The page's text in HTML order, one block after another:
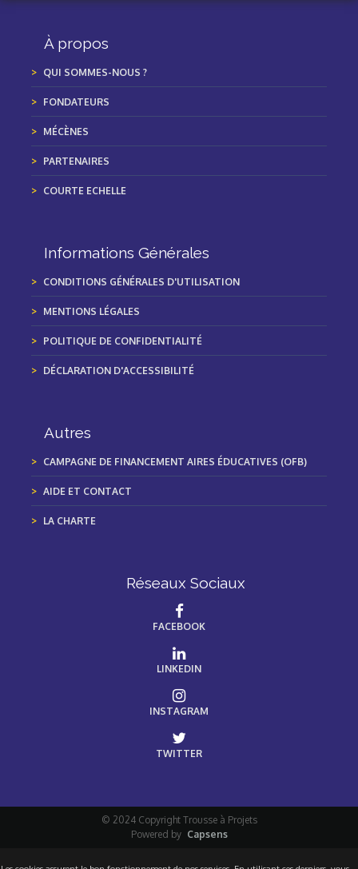
À propos
QUI SOMMES-NOUS ?
FONDATEURS
MÉCÈNES
PARTENAIRES
COURTE ECHELLE
Informations Générales
CONDITIONS GÉNÉRALES D'UTILISATION
MENTIONS LÉGALES
POLITIQUE DE CONFIDENTIALITÉ
DÉCLARATION D'ACCESSIBILITÉ
Autres
CAMPAGNE DE FINANCEMENT AIRES ÉDUCATIVES (OFB)
AIDE ET CONTACT
LA CHARTE
Réseaux Sociaux
FACEBOOK
LINKEDIN
INSTAGRAM
TWITTER
© 2024 Copyright Trousse à Projets
Powered by Capsens